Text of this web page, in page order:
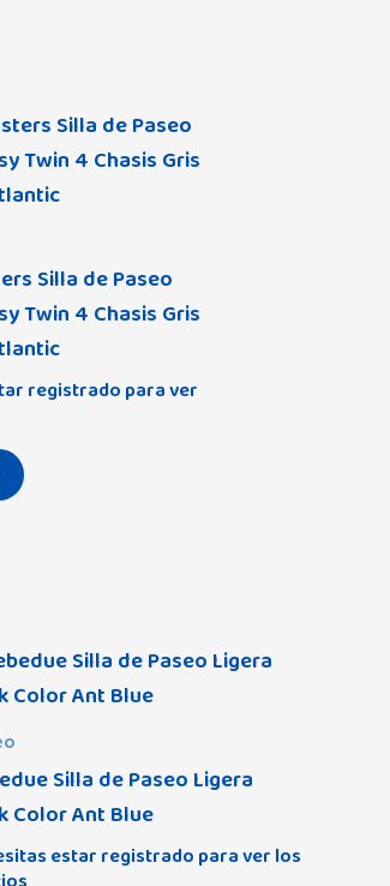
Silla de Paseo
Twin 4 Chasis Gris
registrado para ver
Silla de Paseo Ligera
Color Ant Blue
estar registrado para ver los